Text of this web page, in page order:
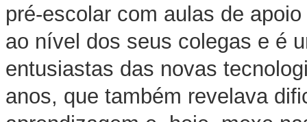
pré-escolar com aulas de
ao nível dos seus colegas e é
entusiastas das novas
anos, que também revelava